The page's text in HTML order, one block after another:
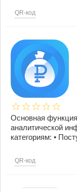
QR-код
Основная
аналитической
категориям: •
QR-код